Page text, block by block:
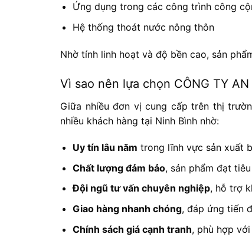
Ứng dụng trong các công trình công
Hệ thống thoát nước nông thôn
Nhờ tính linh hoạt và độ bền cao, sản
Vì sao nên lựa chọn CÔNG TY AN
Giữa nhiều đơn vị cung cấp trên thị
nhiều khách hàng tại Ninh Bình nhờ:
Uy tín lâu năm trong lĩnh vực sản xuất
Chất lượng đảm bảo, sản phẩm đạt
Đội ngũ tư vấn chuyên nghiệp, hỗ trợ
Giao hàng nhanh chóng, đáp ứng tiến
Chính sách giá cạnh tranh, phù hợp